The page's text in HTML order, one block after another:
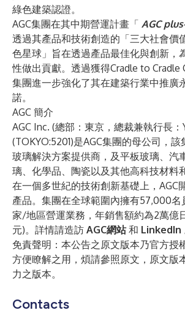
綠色建築認證。
AGC集團在其中期營運計畫「 AGC
透過其產品和技術創造的「三大社會價
色星球」旨在透過產品最佳化與創新，
性做出貢獻。透過獲得Cradle to Cradle
集團進一步強化了其在建築行業中推廣
諾。
AGC 簡介
AGC Inc. (總部：東京，總裁兼執行長
(TOKYO:5201)是AGC集團的母公司，
玻璃解決方案提供商，及平板玻璃、汽
璃、化學品、陶瓷以及其他高科技材料
在一個多世紀的技術創新基礎上，AGC
產品。集團在全球範圍內擁有57,000名
家/地區營運業務，年銷售額約為2萬億
元)。詳情請造訪 AGC網站 和 LinkedIn
免責聲明：本公告之原文版本乃官方授
方便瞭解之用，煩請參照原文，原文版
力之版本。
Contacts